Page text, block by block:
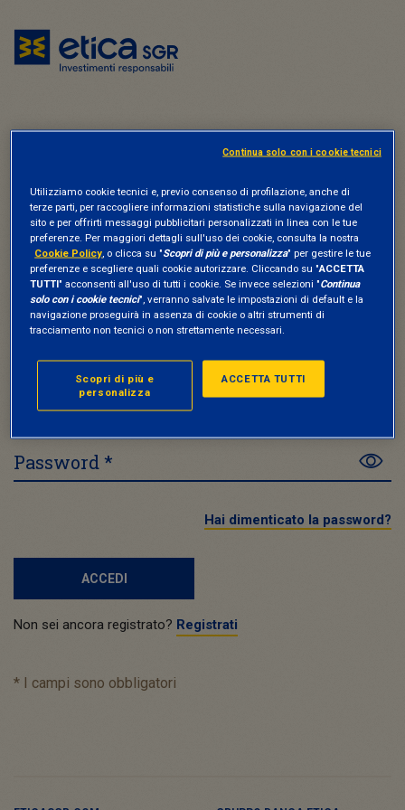
Accedi a MyEtica
L'area riservata di Etica Sgr dedicata a
clienti e collocatori.
E-mail o Codice accesso *
Password *
Hai dimenticato la password?
ACCEDI
Non sei ancora registrato? Registrati
* I campi sono obbligatori
Utilizziamo cookie tecnici e, previo consenso di profilazione, anche di
terze parti, per raccogliere informazioni statistiche sulla navigazione del
sito e per offrirti messaggi pubblicitari personalizzati in linea con le tue
preferenze. Per maggiori dettagli sull'uso dei cookie, consulta la nostra
Cookie Policy , o clicca su "Scopri di più e personalizza" per gestire le tue
preferenze e scegliere quali cookie autorizzare. Cliccando su "ACCETTA
TUTTI" acconsenti all'uso di tutti i cookie. Se invece selezioni "Continua
solo con i cookie tecnici", verranno salvate le impostazioni di default e la
navigazione proseguirà in assenza di cookie o altri strumenti di
tracciamento non tecnici o non strettamente necessari.
ACCETTA TUTTI
Scopri di più e
personalizza
Continua solo con i cookie tecnici